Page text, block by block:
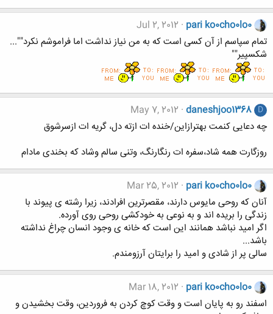
pari ko0cho0lo0
Jul 2, 2012
تمام سپاسم از آن کسی است که به من نیاز نداشت اما فراموشم نکرد""...
شکسپیر""
D
daneshjoo1368
May 7, 2012
چه دعایی کنمت بهترازاین/خنده ات ازته دل، گریه ات ازسرشوق
روزگارت همه شاد،سفره ات رنگارنگ، وتنی سالم وشاد که بخندی مادام
pari ko0cho0lo0
Mar 25, 2012
آنان که روحی مایوس دارند، مقصرترین افرادند، زیرا رشته ی پیوند با
زندگی را بریده اند و به نوعی به خودکشی روحی روی آورده.
اگر امید نباشد همانند این است که خانه ی وجود انسان چراغ نداشته
باشد...
سالی پر از شادی و امید را برایتان آرزومندم.
pari ko0cho0lo0
Mar 18, 2012
اسفند رو به پایان است و وقت کوچ کردن به فروردین، وقت بخشیدن و